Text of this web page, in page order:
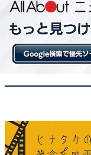
ストーリーは、
いく流れ。完結
るカップルや、風